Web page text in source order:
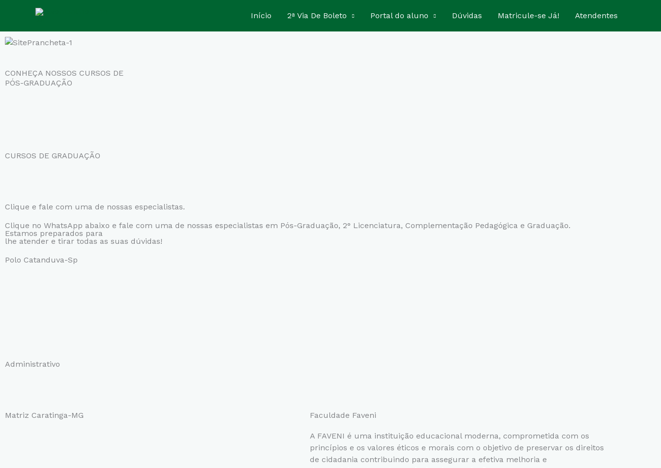
conteúdo
Início 2ª Via De Boleto Portal do aluno Dúvidas Matricule-se Já! Atendentes
CONHEÇA NOSSOS CURSOS DE
PÓS-GRADUAÇÃO
CURSOS DE GRADUAÇÃO
Clique e fale com uma de nossas especialistas.
Clique no WhatsApp abaixo e fale com uma de nossas especialistas em Pós-Graduação, 2° Licenciatura, Complementação Pedagógica e Graduação.
Estamos preparados para
lhe atender e tirar todas as suas dúvidas!
Polo Catanduva-Sp
Administrativo
Matriz Caratinga-MG Faculdade Faveni
A FAVENI é uma instituição educacional moderna, comprometida com os
princípios e os valores éticos e morais com o objetivo de preservar os direitos
de cidadania contribuindo para assegurar a efetiva melhoria e